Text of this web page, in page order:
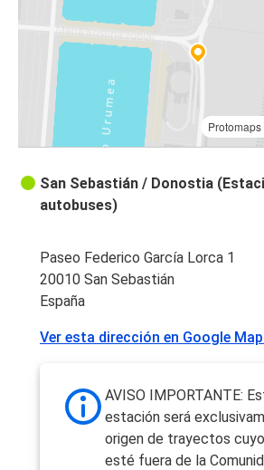
Protomaps
San Sebastián / Donostia
autobuses)
Paseo Federico García Lorca 1
20010 San Sebastián
España
Ver esta dirección en Google
AVISO IMPORTANTE:
estación será
origen de trayectos
esté fuera de la